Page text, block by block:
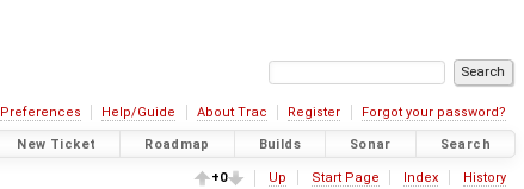
Preferences Help/Guide About Trac Register Forgot your password?
New Ticket Roadmap Builds Sonar Search
+0 Up Start Page Index History